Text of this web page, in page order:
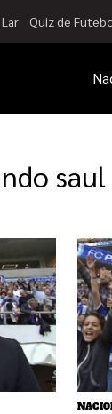
Quiz de
saul